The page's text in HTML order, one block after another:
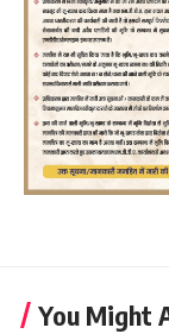
You Might